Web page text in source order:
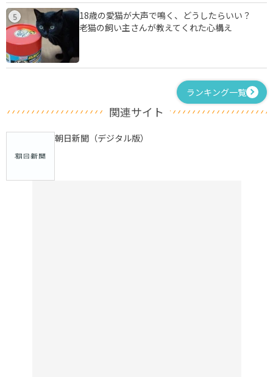
5
18歳の愛猫が大声で鳴く、どうしたらいい？
老猫の飼い主さんが教えてくれた心構え
ランキング一覧
関連サイト
朝日新聞（デジタル版）